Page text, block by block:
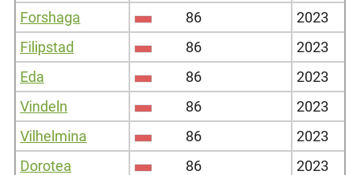
Forshaga
86
2023
Filipstad
86
2023
Eda
86
2023
Vindeln
86
2023
Vilhelmina
86
2023
Dorotea
86
2023